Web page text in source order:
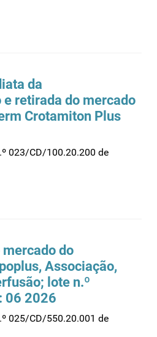
da
retirada do mercado
Crotamiton Plus
023/CD/100.20.200 de
do
Associação,
lote n.º
06 2026
025/CD/550.20.001 de